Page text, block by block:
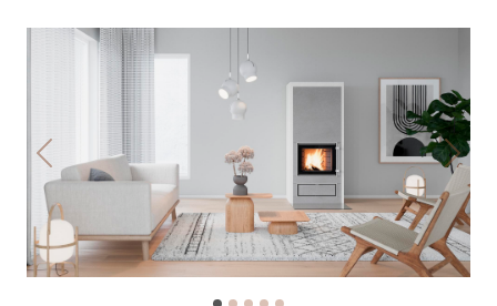
Previous Next